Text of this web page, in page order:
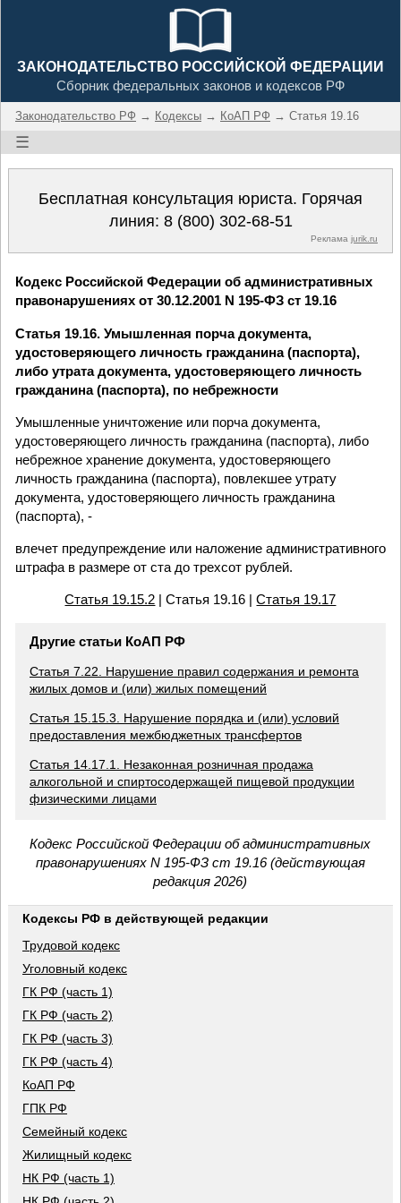
ЗАКОНОДАТЕЛЬСТВО РОССИЙСКОЙ ФЕДЕРАЦИИ
Сборник федеральных законов и кодексов РФ
Законодательство РФ → Кодексы → КоАП РФ → Статья 19.16
☰
Бесплатная консультация юриста. Горячая
линия: 8 (800) 302-68-51
Реклама jurik.ru
Кодекс Российской Федерации об административных
правонарушениях от 30.12.2001 N 195-ФЗ ст 19.16
Статья 19.16. Умышленная порча документа,
удостоверяющего личность гражданина (паспорта),
либо утрата документа, удостоверяющего личность
гражданина (паспорта), по небрежности
Умышленные уничтожение или порча документа,
удостоверяющего личность гражданина (паспорта), либо
небрежное хранение документа, удостоверяющего
личность гражданина (паспорта), повлекшее утрату
документа, удостоверяющего личность гражданина
(паспорта), -
влечет предупреждение или наложение административного
штрафа в размере от ста до трехсот рублей.
Статья 19.15.2 | Статья 19.16 |Статья 19.17
Другие статьи КоАП РФ
Статья 7.22. Нарушение правил содержания и ремонта
жилых домов и (или) жилых помещений
Статья 15.15.3. Нарушение порядка и (или) условий
предоставления межбюджетных трансфертов
Статья 14.17.1. Незаконная розничная продажа
алкогольной и спиртосодержащей пищевой продукции
физическими лицами
Кодекс Российской Федерации об административных
правонарушениях N 195-ФЗ ст 19.16 (действующая
редакция 2026)
Кодексы РФ в действующей редакции
Трудовой кодекс
Уголовный кодекс
ГК РФ (часть 1)
ГК РФ (часть 2)
ГК РФ (часть 3)
ГК РФ (часть 4)
КоАП РФ
ГПК РФ
Семейный кодекс
Жилищный кодекс
НК РФ (часть 1)